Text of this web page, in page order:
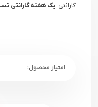
گارانتی: یک هفته گارانتی